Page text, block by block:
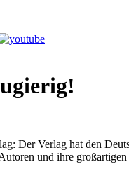
Der Verlag hat den
und ihre